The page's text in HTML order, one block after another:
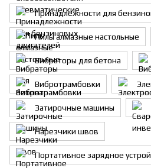
Принадлежности для
Пилы алмазные настольные
Вибраторы для бетона
Вибротрамбовки
Затирочные машины
Нарезчики швов
Портативное зарядное